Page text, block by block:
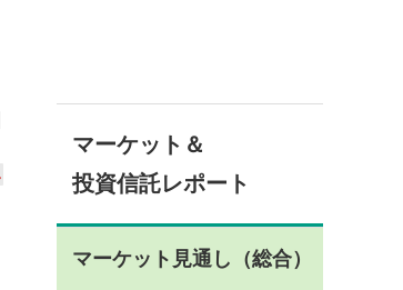
マーケット＆
投資信託レポート
マーケット見通し（総合）